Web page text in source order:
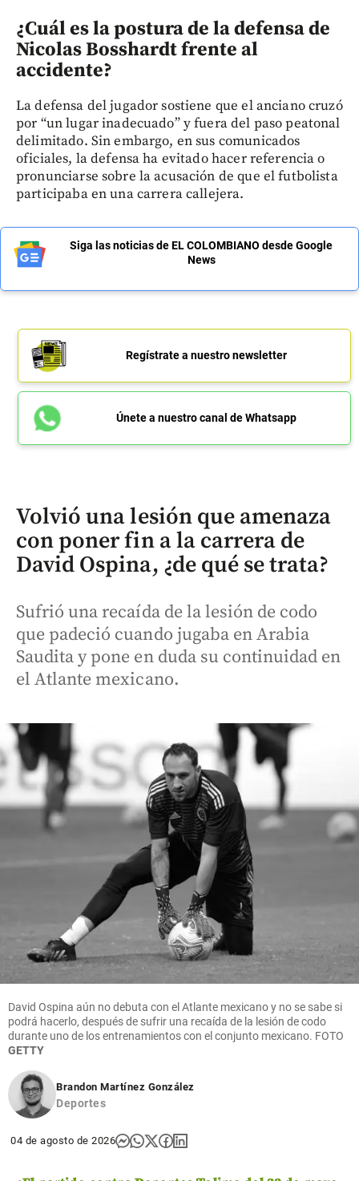
¿Cuál es la postura de la defensa de
Nicolas Bosshardt frente al
accidente?
La defensa del jugador sostiene que el anciano cruzó
por “un lugar inadecuado” y fuera del paso peatonal
delimitado. Sin embargo, en sus comunicados
oficiales, la defensa ha evitado hacer referencia o
pronunciarse sobre la acusación de que el futbolista
participaba en una carrera callejera.
Siga las noticias de EL COLOMBIANO desde Google
News
Regístrate a nuestro newsletter
Únete a nuestro canal de Whatsapp
Volvió una lesión que amenaza
con poner fin a la carrera de
David Ospina, ¿de qué se trata?
Sufrió una recaída de la lesión de codo
que padeció cuando jugaba en Arabia
Saudita y pone en duda su continuidad en
el Atlante mexicano.
David Ospina aún no debuta con el Atlante mexicano y no se sabe si
podrá hacerlo, después de sufrir una recaída de la lesión de codo
durante uno de los entrenamientos con el conjunto mexicano. FOTO
GETTY
Brandon Martínez González
Deportes
04 de agosto de 2026